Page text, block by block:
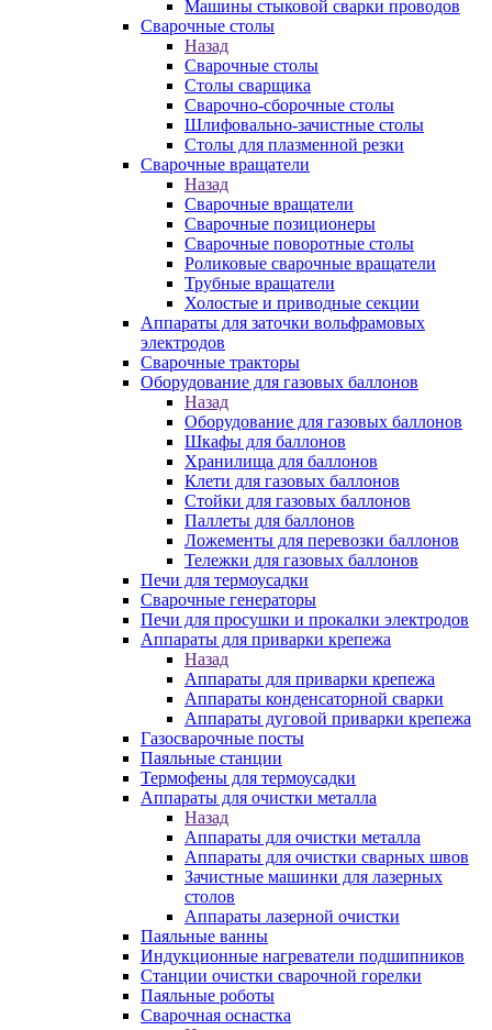
Машины стыковой сварки проводов
Сварочные столы
Назад
Сварочные столы
Столы сварщика
Сварочно-сборочные столы
Шлифовально-зачистные столы
Столы для плазменной резки
Сварочные вращатели
Назад
Сварочные вращатели
Сварочные позиционеры
Сварочные поворотные столы
Роликовые сварочные вращатели
Трубные вращатели
Холостые и приводные секции
Аппараты для заточки вольфрамовых
электродов
Сварочные тракторы
Оборудование для газовых баллонов
Назад
Оборудование для газовых баллонов
Шкафы для баллонов
Хранилища для баллонов
Клети для газовых баллонов
Стойки для газовых баллонов
Паллеты для баллонов
Ложементы для перевозки баллонов
Тележки для газовых баллонов
Печи для термоусадки
Сварочные генераторы
Печи для просушки и прокалки электродов
Аппараты для приварки крепежа
Назад
Аппараты для приварки крепежа
Аппараты конденсаторной сварки
Аппараты дуговой приварки крепежа
Газосварочные посты
Паяльные станции
Термофены для термоусадки
Аппараты для очистки металла
Назад
Аппараты для очистки металла
Аппараты для очистки сварных швов
Зачистные машинки для лазерных
столов
Аппараты лазерной очистки
Паяльные ванны
Индукционные нагреватели подшипников
Станции очистки сварочной горелки
Паяльные роботы
Сварочная оснастка